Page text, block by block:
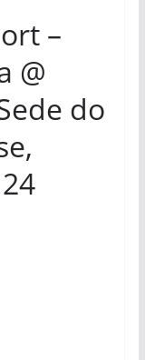
–
@
do